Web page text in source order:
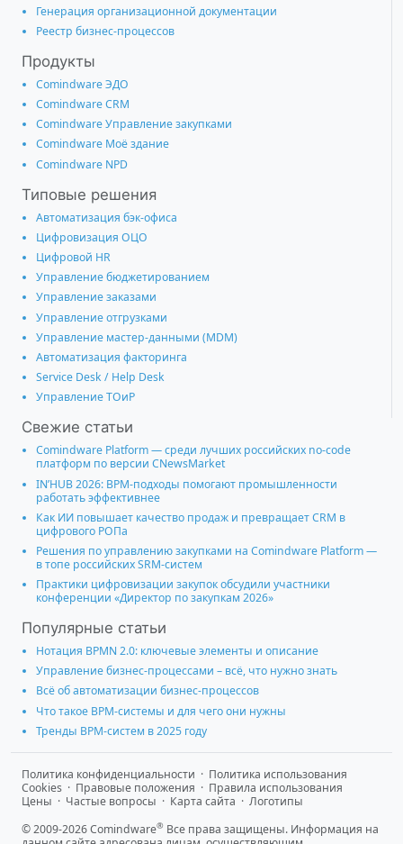
Генерация организационной документации
Реестр бизнес-процессов
Продукты
Comindware ЭДО
Comindware CRM
Comindware Управление закупками
Comindware Моё здание
Comindware NPD
Типовые решения
Автоматизация бэк-офиса
Цифровизация ОЦО
Цифровой HR
Управление бюджетированием
Управление заказами
Управление отгрузками
Управление мастер-данными (MDM)
Автоматизация факторинга
Service Desk / Help Desk
Управление ТОиР
Свежие статьи
Comindware Platform — среди лучших российских no-code
платформ по версии CNewsMarket
IN’HUB 2026: BPM-подходы помогают промышленности
работать эффективнее
Как ИИ повышает качество продаж и превращает CRM в
цифрового РОПа
Решения по управлению закупками на Comindware Platform —
в топе российских SRM-систем
Практики цифровизации закупок обсудили участники
конференции «Директор по закупкам 2026»
Популярные статьи
Нотация BPMN 2.0: ключевые элементы и описание
Управление бизнес-процессами – всё, что нужно знать
Всё об автоматизации бизнес-процессов
Что такое BPM-системы и для чего они нужны
Тренды BPM-систем в 2025 году
Политика конфиденциальности · Политика использования
Cookies · Правовые положения · Правила использования
Цены · Частые вопросы · Карта сайта · Логотипы
© 2009-2026 Comindware® Все права защищены. Информация на